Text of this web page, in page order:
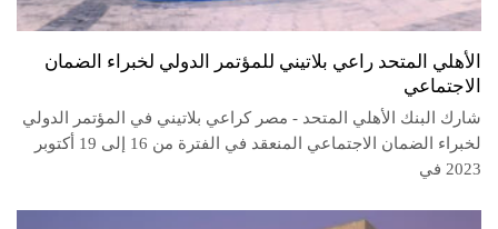
الأهلي المتحد راعي بلاتيني للمؤتمر الدولي لخبراء الضمان
الاجتماعي
شارك البنك الأهلي المتحد - مصر كراعي بلاتيني في المؤتمر الدولي
لخبراء الضمان الاجتماعي المنعقد في الفترة من 16 إلى 19 أكتوبر
2023 في